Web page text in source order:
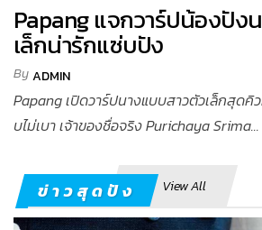
Papang แจกวาร์ปน้องปัง
เล็กน่ารักแซ่บปัง
ByADMIN
Papang เปิดวาร์ปนางแบบสาวตัวเล็กสุด
บไม่เบา เจ้าของชื่อจริง Purichaya Srima...
ข่าวสุดปัง View All